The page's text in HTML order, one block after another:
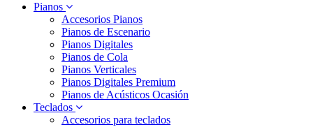
Pianos
Accesorios Pianos
Pianos de Escenario
Pianos Digitales
Pianos de Cola
Pianos Verticales
Pianos Digitales Premium
Pianos de Acústicos Ocasión
Teclados
Accesorios para teclados